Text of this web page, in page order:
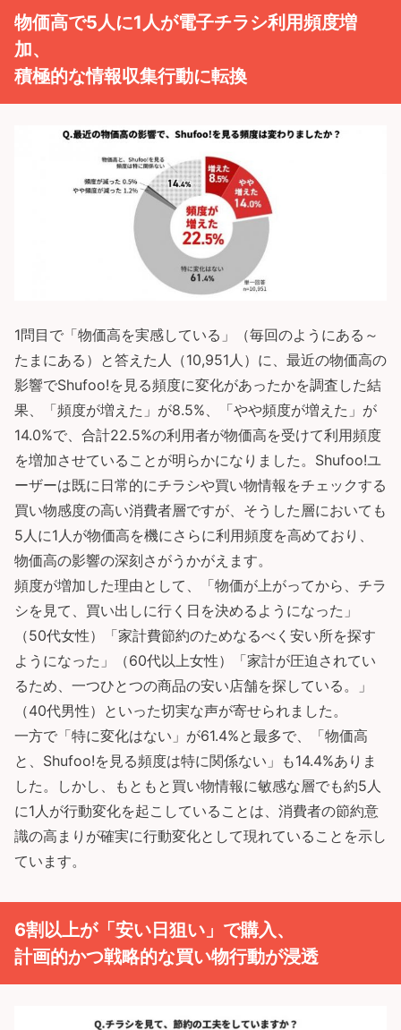
物価高で5人に1人が電子チラシ利用頻度増
加、
積極的な情報収集行動に転換
1問目で「物価高を実感している」（毎回のようにある～
たまにある）と答えた人（10,951人）に、最近の物価高の
影響でShufoo!を見る頻度に変化があったかを調査した結
果、「頻度が増えた」が8.5%、「やや頻度が増えた」が
14.0%で、合計22.5%の利用者が物価高を受けて利用頻度
を増加させていることが明らかになりました。Shufoo!ユ
ーザーは既に日常的にチラシや買い物情報をチェックする
買い物感度の高い消費者層ですが、そうした層においても
5人に1人が物価高を機にさらに利用頻度を高めており、
物価高の影響の深刻さがうかがえます。
頻度が増加した理由として、「物価が上がってから、チラ
シを見て、買い出しに行く日を決めるようになった」
（50代女性）「家計費節約のためなるべく安い所を探す
ようになった」（60代以上女性）「家計が圧迫されてい
るため、一つひとつの商品の安い店舗を探している。」
（40代男性）といった切実な声が寄せられました。
一方で「特に変化はない」が61.4%と最多で、「物価高
と、Shufoo!を見る頻度は特に関係ない」も14.4%ありま
した。しかし、もともと買い物情報に敏感な層でも約5人
に1人が行動変化を起こしていることは、消費者の節約意
識の高まりが確実に行動変化として現れていることを示し
ています。
6割以上が「安い日狙い」で購入、
計画的かつ戦略的な買い物行動が浸透